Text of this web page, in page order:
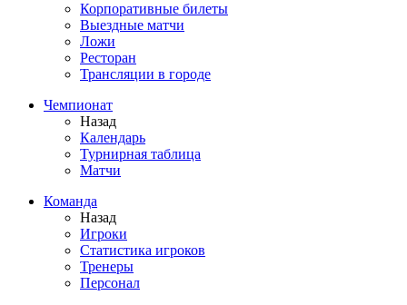
Корпоративные билеты
Выездные матчи
Ложи
Ресторан
Трансляции в городе
Чемпионат
Назад
Календарь
Турнирная таблица
Матчи
Команда
Назад
Игроки
Статистика игроков
Тренеры
Персонал